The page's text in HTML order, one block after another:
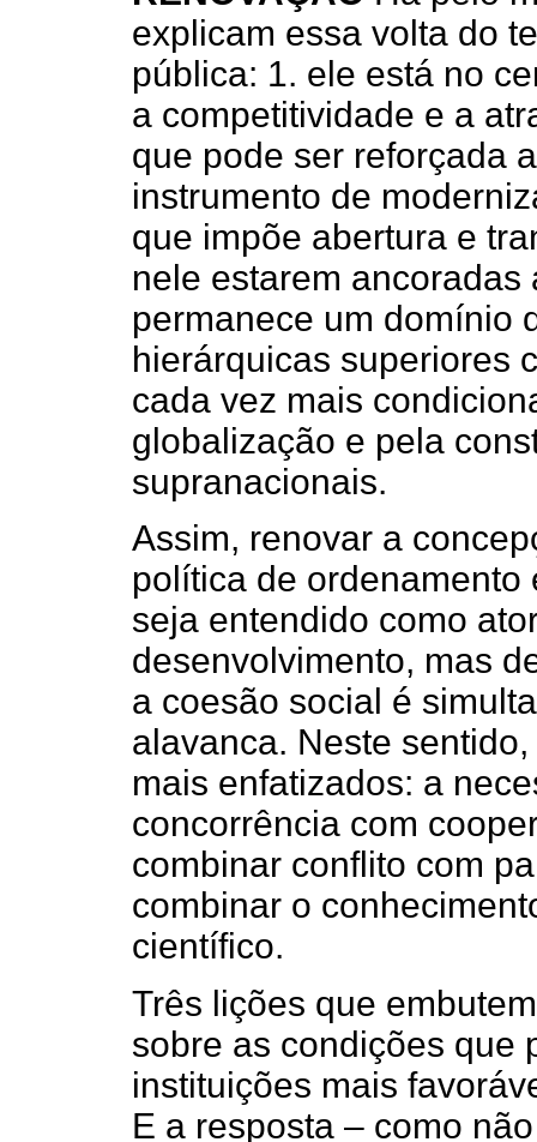
explicam essa volta do
pública: 1. ele está no
a competitividade e a
que pode ser reforçada
instrumento de
que impõe abertura e
nele estarem
permanece um domínio
hierárquicas superiores
cada vez mais
globalização e pela
supranacionais.
Assim, renovar a
política de
seja entendido como
desenvolvimento, mas
a coesão social é
alavanca. Neste
mais enfatizados: a
concorrência com
combinar conflito com
combinar o
científico.
Três lições que
sobre as condições que
instituições mais
E a resposta – como